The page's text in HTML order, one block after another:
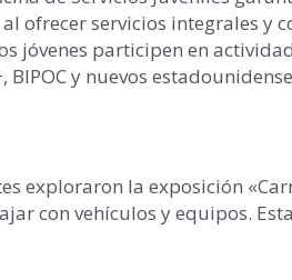
ofrecer servicios integrales y
jóvenes participen en
y nuevos
exploraron la exposición
con vehículos y equipos.